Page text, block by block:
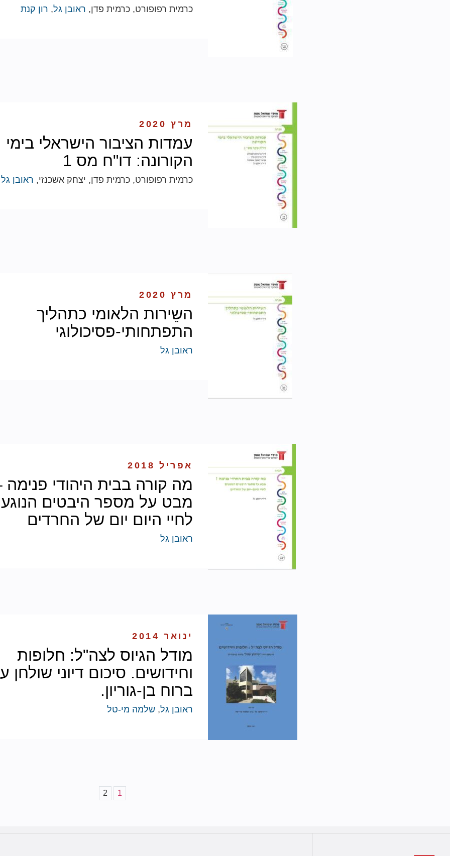
כרמית רפופורט, כרמית פדן, ראובן גל, רון קנת
מרץ 2020
עמדות הציבור הישראלי בימי
הקורונה: דו"ח מס 1
כרמית רפופורט, כרמית פדן, יצחק אשכנזי, ראובן גל
מרץ 2020
השֵירות הלאומי כתהליך
התפתחותי-פסיכולוגי
ראובן גל
אפריל 2018
מה קורה בבית היהודי פנימה
מבט על מספר היבטים
לחיי היום יום של החרדים
ראובן גל
ינואר 2014
מודל הגיוס לצה"ל: חלופות
וחידושים. סיכום דיוני שולחן
ברוח בן-גוריון.
ראובן גל, שלמה מי-טל
1
2